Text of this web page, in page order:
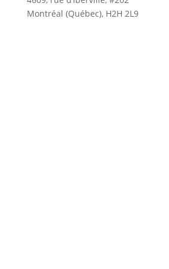
Montréal (Québec), H2H 2L9